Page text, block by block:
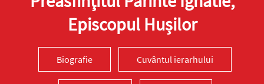
Episcopul Hușilor
Biografie Cuvântul ierarhului